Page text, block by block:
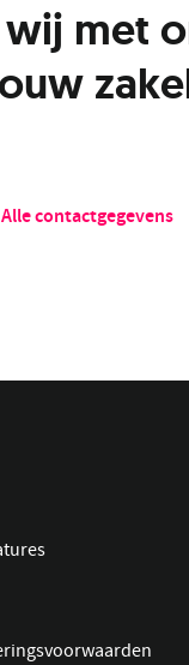
met
Alle contactgegevens